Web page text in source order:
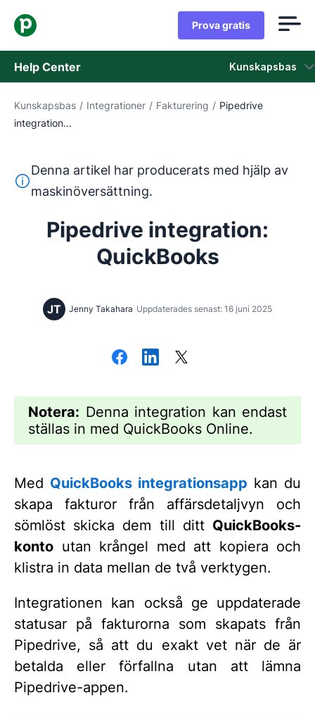
Prova gratis
Help Center Kunskapsbas
Kunskapsbas
Kontaka kundtjänst
Kunskapsbas / Integrationer / Fakturering / Pipedrive
integration...
Denna text har översatts från engelska med hjälp av
Denna artikel har producerats med hjälp av
maskinöversättning.
Pipedrive integration:
QuickBooks
JT Jenny Takahara Uppdaterades senast: 16 juni 2025
Notera: Denna integration kan endast
ställas in med QuickBooks Online.
Med QuickBooks integrationsapp kan du
skapa fakturor från affärsdetaljvyn och
sömlöst skicka dem till ditt QuickBooks-
konto utan krångel med att kopiera och
klistra in data mellan de två verktygen.
Integrationen kan också ge uppdaterade
statusar på fakturorna som skapats från
Pipedrive, så att du exakt vet när de är
betalda eller förfallna utan att lämna
Pipedrive-appen.